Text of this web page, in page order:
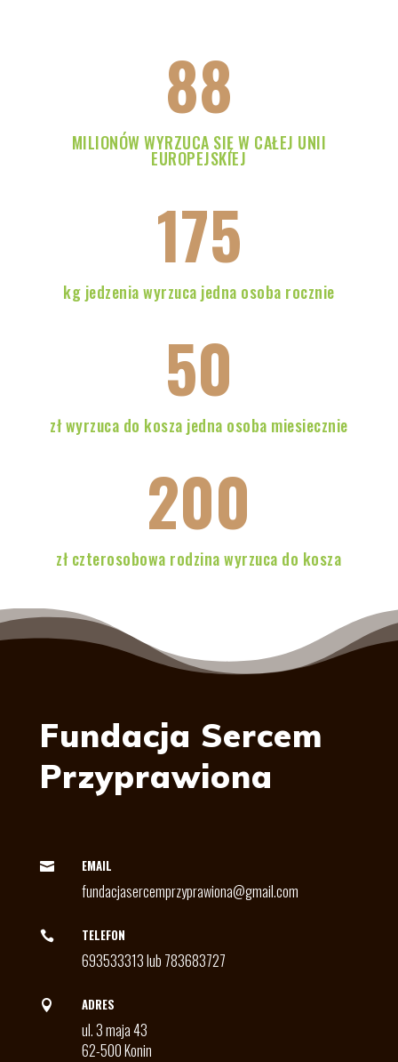
88
MILIONÓW WYRZUCA SIĘ W CAŁEJ UNII
EUROPEJSKIEJ
175
kg jedzenia wyrzuca jedna osoba rocznie
50
zł wyrzuca do kosza jedna osoba miesiecznie
200
zł czterosobowa rodzina wyrzuca do kosza
Fundacja Sercem
Przyprawiona
 EMAIL
fundacjasercemprzyprawiona@gmail.com
 TELEFON
693533313 lub 783683727
 ADRES
ul. 3 maja 43
62-500 Konin